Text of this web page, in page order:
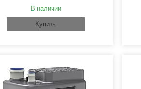
В наличии
Купить